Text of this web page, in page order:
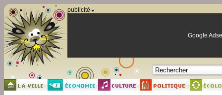
publicité
Google
Panneau de gestion des cookies